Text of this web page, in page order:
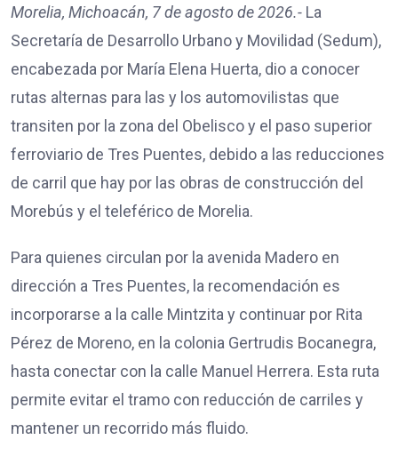
Morelia, Michoacán, 7 de agosto de 2026.- La
Secretaría de Desarrollo Urbano y Movilidad (Sedum),
encabezada por María Elena Huerta, dio a conocer
rutas alternas para las y los automovilistas que
transiten por la zona del Obelisco y el paso superior
ferroviario de Tres Puentes, debido a las reducciones
de carril que hay por las obras de construcción del
Morebús y el teleférico de Morelia.
Para quienes circulan por la avenida Madero en
dirección a Tres Puentes, la recomendación es
incorporarse a la calle Mintzita y continuar por Rita
Pérez de Moreno, en la colonia Gertrudis Bocanegra,
hasta conectar con la calle Manuel Herrera. Esta ruta
permite evitar el tramo con reducción de carriles y
mantener un recorrido más fluido.